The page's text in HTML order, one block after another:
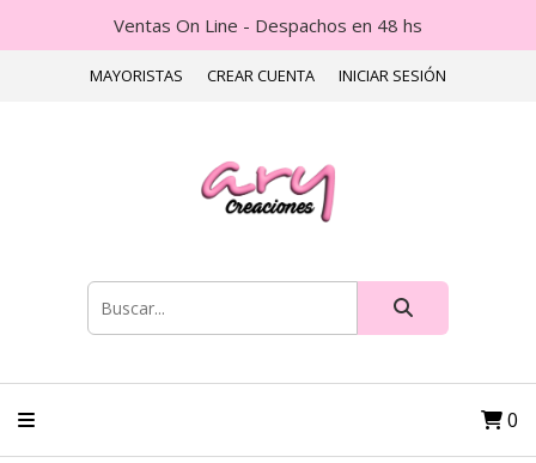
Ventas On Line - Despachos en 48 hs
MAYORISTAS CREAR CUENTA INICIAR SESIÓN
0